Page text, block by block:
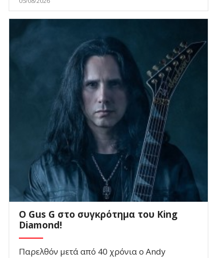
O Gus G στο συγκρότημα του King
Diamond!
Παρελθόν μετά από 40 χρόνια ο Andy